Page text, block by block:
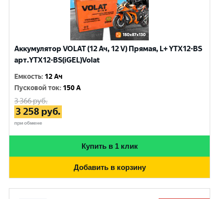
Аккумулятор VOLAT (12 Ач, 12 V) Прямая, L+ YTX12-BS
арт.YTX12-BS(iGEL)Volat
Емкость: 12 Ач
Пусковой ток: 150 A
3 366руб.
3 258 руб.
при обмене
Купить в 1 клик
Добавить в корзину